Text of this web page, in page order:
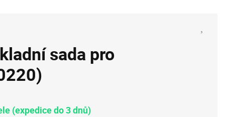
sada pro
(expedice do 3 dnů)